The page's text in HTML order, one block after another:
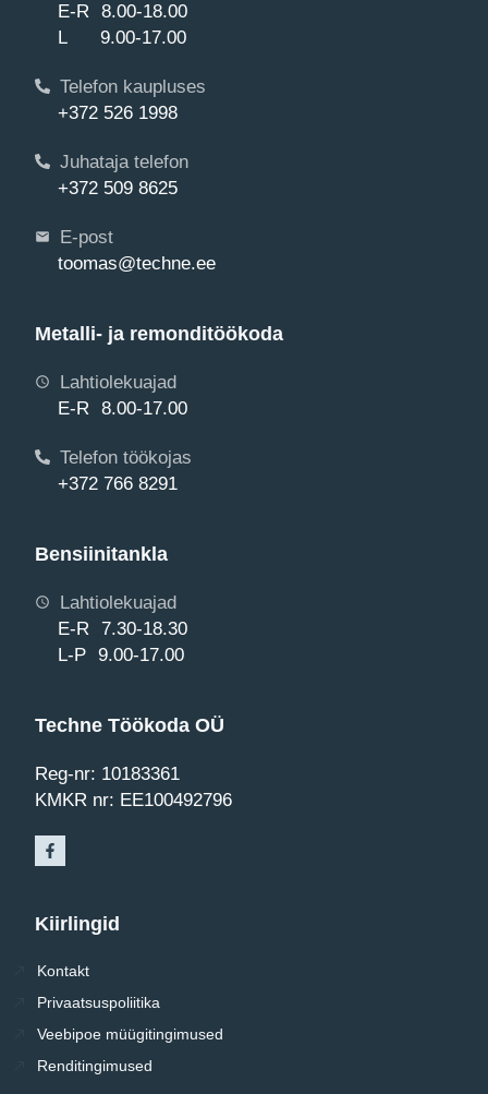
E-R 8.00-18.00
L 9.00-17.00
Telefon kaupluses
+372 526 1998
Juhataja telefon
+372 509 8625
E-post
toomas@techne.ee
Metalli- ja remonditöökoda
Lahtiolekuajad
E-R 8.00-17.00
Telefon töökojas
+372 766 8291
Bensiinitankla
Lahtiolekuajad
E-R 7.30-18.30
L-P 9.00-17.00
Techne Töökoda OÜ
Reg-nr: 10183361
KMKR nr: EE100492796
Kiirlingid
Kontakt
Privaatsuspoliitika
Veebipoe müügitingimused
Renditingimused